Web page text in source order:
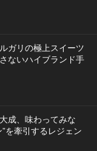
ガリの極上スイーツ
ないハイブランド手
成、味わってみな
を牽引するレジェン